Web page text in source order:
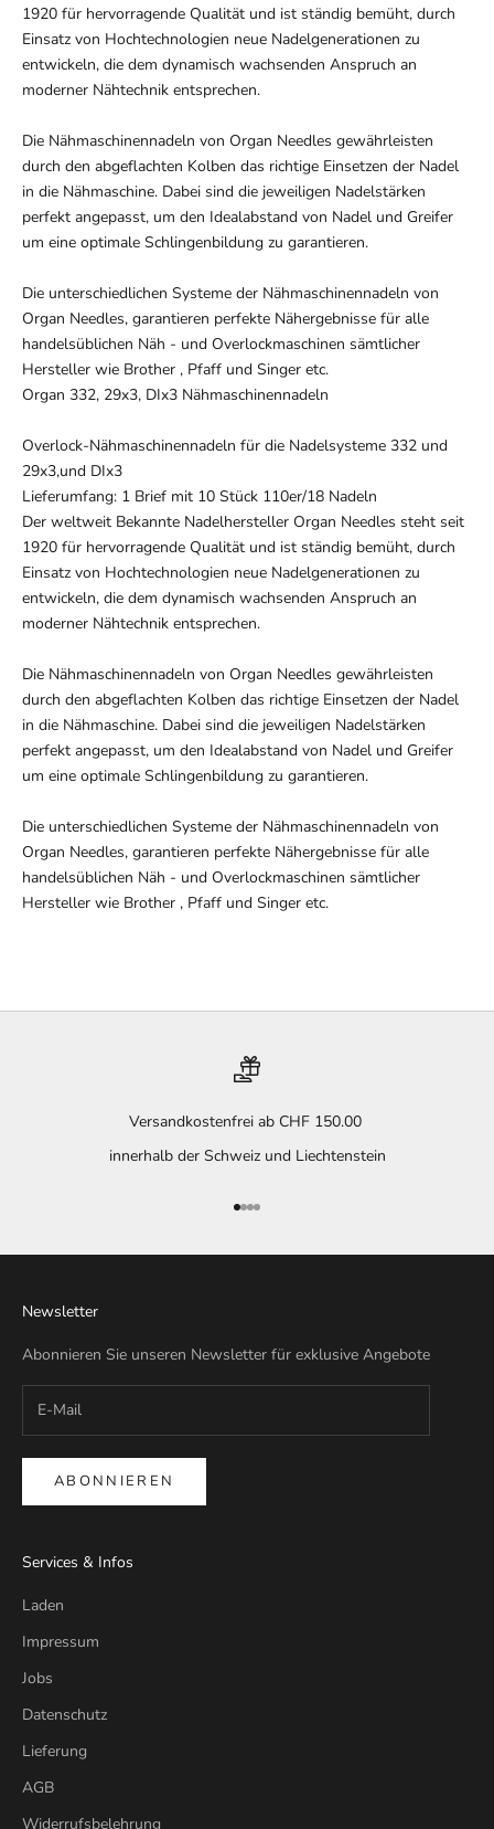
1920 für hervorragende Qualität und ist ständig bemüht, durch
Einsatz von Hochtechnologien neue Nadelgenerationen zu
entwickeln, die dem dynamisch wachsenden Anspruch an
moderner Nähtechnik entsprechen.
Die Nähmaschinennadeln von Organ Needles gewährleisten
durch den abgeflachten Kolben das richtige Einsetzen der Nadel
in die Nähmaschine. Dabei sind die jeweiligen Nadelstärken
perfekt angepasst, um den Idealabstand von Nadel und Greifer
um eine optimale Schlingenbildung zu garantieren.
Die unterschiedlichen Systeme der Nähmaschinennadeln von
Organ Needles, garantieren perfekte Nähergebnisse für alle
handelsüblichen Näh - und Overlockmaschinen sämtlicher
Hersteller wie Brother , Pfaff und Singer etc.
Organ 332, 29x3, DIx3 Nähmaschinennadeln
Overlock-Nähmaschinennadeln für die Nadelsysteme 332 und
29x3,und DIx3
Lieferumfang: 1 Brief mit 10 Stück 110er/18 Nadeln
Der weltweit Bekannte Nadelhersteller Organ Needles steht seit
1920 für hervorragende Qualität und ist ständig bemüht, durch
Einsatz von Hochtechnologien neue Nadelgenerationen zu
entwickeln, die dem dynamisch wachsenden Anspruch an
moderner Nähtechnik entsprechen.
Die Nähmaschinennadeln von Organ Needles gewährleisten
durch den abgeflachten Kolben das richtige Einsetzen der Nadel
in die Nähmaschine. Dabei sind die jeweiligen Nadelstärken
perfekt angepasst, um den Idealabstand von Nadel und Greifer
um eine optimale Schlingenbildung zu garantieren.
Die unterschiedlichen Systeme der Nähmaschinennadeln von
Organ Needles, garantieren perfekte Nähergebnisse für alle
handelsüblichen Näh - und Overlockmaschinen sämtlicher
Hersteller wie Brother , Pfaff und Singer etc.
Versandkostenfrei ab CHF 150.00
innerhalb der Schweiz und Liechtenstein
Gehe zu Element 1
Gehe zu Element 2
Gehe zu Element 3
Gehe zu Element 4
Newsletter
Abonnieren Sie unseren Newsletter für exklusive Angebote
ABONNIEREN
Services & Infos
Laden
Impressum
Jobs
Datenschutz
Lieferung
AGB
Widerrufsbelehrung